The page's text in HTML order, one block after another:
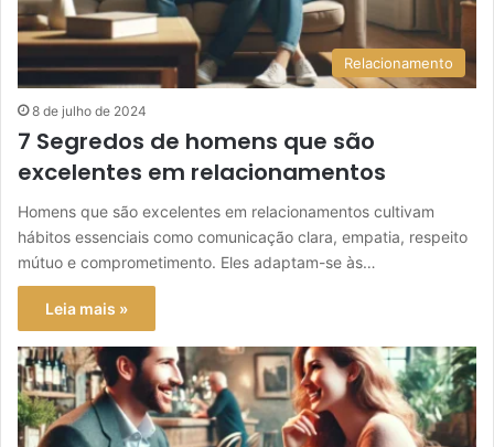
Relacionamento
8 de julho de 2024
7 Segredos de homens que são
excelentes em relacionamentos
Homens que são excelentes em relacionamentos cultivam
hábitos essenciais como comunicação clara, empatia, respeito
mútuo e comprometimento. Eles adaptam-se às…
Leia mais »